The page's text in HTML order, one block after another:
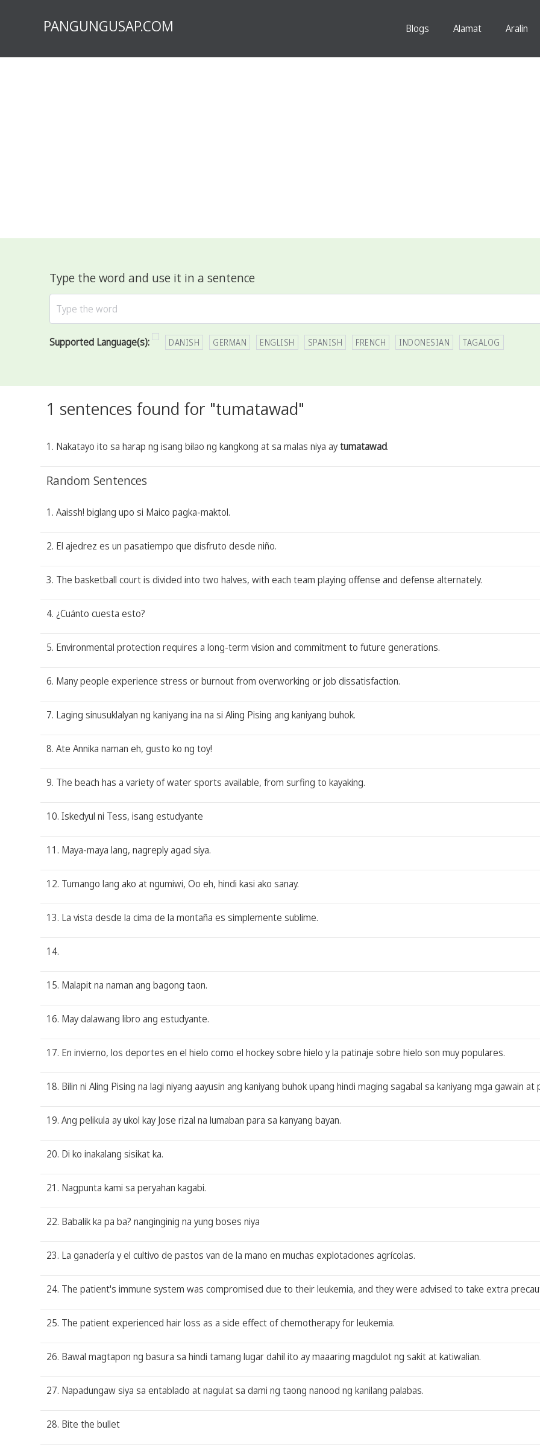
PANGUNGUSAP.COM Blogs Alamat Aralin
Type the word and use it in a sentence
Supported Language(s): DANISH GERMAN ENGLISH SPANISH FRENCH INDONESIAN TAGALOG
1 sentences found for "tumatawad"
1. Nakatayo ito sa harap ng isang bilao ng kangkong at sa malas niya aytumatawad.
Random Sentences
1. Aaissh! biglang upo si Maico pagka-maktol.
2. El ajedrez es un pasatiempo que disfruto desde niño.
3. The basketball court is divided into two halves, with each team playing offense and defense alternately.
4. ¿Cuánto cuesta esto?
5. Environmental protection requires a long-term vision and commitment to future generations.
6. Many people experience stress or burnout from overworking or job dissatisfaction.
7. Laging sinusuklalyan ng kaniyang ina na si Aling Pising ang kaniyang buhok.
8. Ate Annika naman eh, gusto ko ng toy!
9. The beach has a variety of water sports available, from surfing to kayaking.
10. Iskedyul ni Tess, isang estudyante
11. Maya-maya lang, nagreply agad siya.
12. Tumango lang ako at ngumiwi, Oo eh, hindi kasi ako sanay.
13. La vista desde la cima de la montaña es simplemente sublime.
14.
15. Malapit na naman ang bagong taon.
16. May dalawang libro ang estudyante.
17. En invierno, los deportes en el hielo como el hockey sobre hielo y la patinaje sobre hielo son muy populares.
18. Bilin ni Aling Pising na lagi niyang aayusin ang kaniyang buhok upang hindi maging sagabal sa kaniyang mga gawain at
19. Ang pelikula ay ukol kay Jose rizal na lumaban para sa kanyang bayan.
20. Di ko inakalang sisikat ka.
21. Nagpunta kami sa peryahan kagabi.
22. Babalik ka pa ba? nanginginig na yung boses niya
23. La ganadería y el cultivo de pastos van de la mano en muchas explotaciones agrícolas.
24. The patient's immune system was compromised due to their leukemia, and they were advised to take extra
25. The patient experienced hair loss as a side effect of chemotherapy for leukemia.
26. Bawal magtapon ng basura sa hindi tamang lugar dahil ito ay maaaring magdulot ng sakit at katiwalian.
27. Napadungaw siya sa entablado at nagulat sa dami ng taong nanood ng kanilang palabas.
28. Bite the bullet